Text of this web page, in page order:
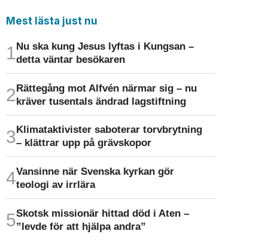
Mest lästa just nu
Nu ska kung Jesus lyftas i Kungsan –
detta väntar besökaren
Rättegång mot Alfvén närmar sig – nu
kräver tusentals ändrad lagstiftning
Klimat­aktivister saboterar torv­brytning
– klättrar upp på gräv­skopor
Vansinne när Svenska kyrkan gör
teologi av irrlära
Skotsk missionär hittad död i Aten –
”levde för att hjälpa andra”